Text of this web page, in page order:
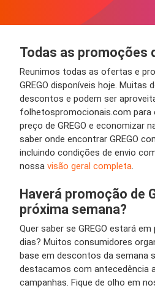
Todas as promoções
Reunimos todas as ofertas e
GREGO disponíveis hoje. Muitas
descontos e podem ser
folhetospromocionais.com para
preço de GREGO e economizar
saber onde encontrar GREGO
incluindo condições de envio
nossa visão geral completa
Haverá promoção de
próxima semana?
Quer saber se GREGO estará
dias? Muitos consumidores
base em descontos da semana
destacamos com antecedência
campanhas. Fique de olho em